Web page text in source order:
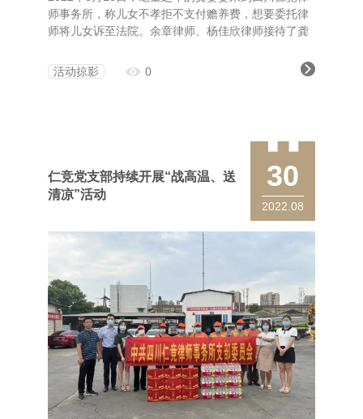
师事务所，称儿女不孝拒不支付赡养费，想要委托律
师将儿女诉至法院。余章律师、杨佳欣律师接待了龚
了法律咨询。因龚婆婆年迈体弱、经济困难，仁竞党
支部服务基层依法治理党小组组长余章律师决定以党
活动掠影 0
30
2022.08
仁竞党支部持续开展“战高温、送
清凉”活动